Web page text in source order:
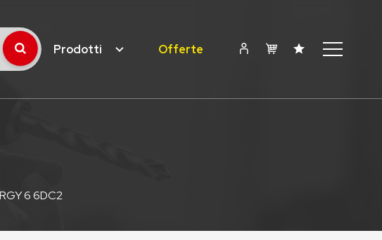
Prodotti Offerte
6 6DC2